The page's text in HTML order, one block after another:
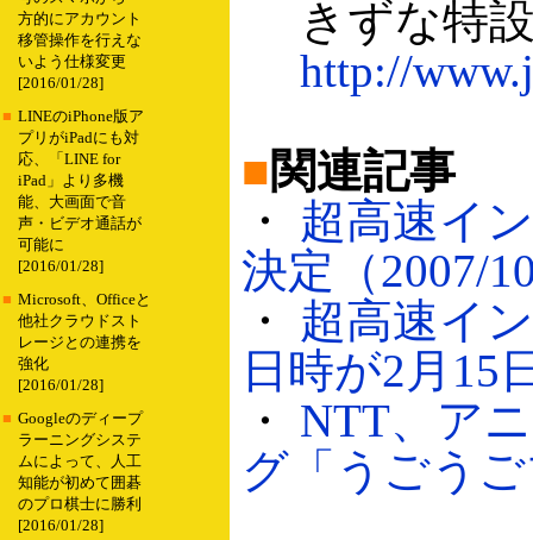
方的にアカウント
移管操作を行えな
いよう仕様変更
[2016/01/28]
■ LINEのiPhone版ア
プリがiPadにも対
応、「LINE for
iPad」より多機
能、大画面で音
声・ビデオ通話が
可能に
[2016/01/28]
■ Microsoft、Officeと
他社クラウドスト
レージとの連携を
強化
[2016/01/28]
■ Googleのディープ
ラーニングシステ
ムによって、人工
知能が初めて囲碁
のプロ棋士に勝利
[2016/01/28]
きずな特
http://
■関連記事
・ 超高速イ
決定（2007/
・ 超高速イ
日時が2月15
・ NTT、ア
グ「うごう